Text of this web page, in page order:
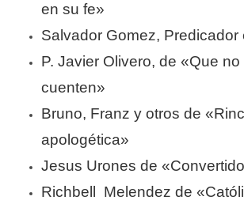
en su fe»
Salvador Gomez, Predicador
P. Javier Olivero, de «Que no
cuenten»
Bruno, Franz y otros de
apologética»
Jesus Urones de
Richbell Melendez de